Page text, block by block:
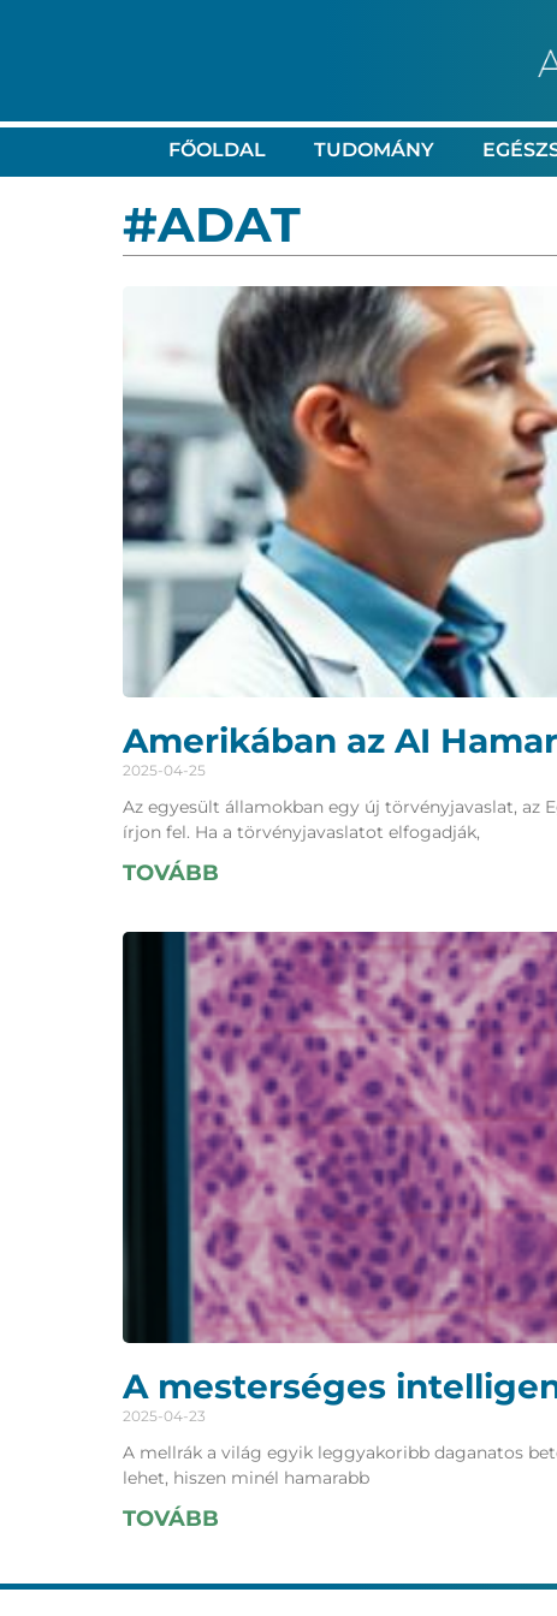
FŐOLDAL TUDOMÁNY
#ADAT
Amerikában az AI
2025-04-25
Az egyesült államokban egy új törvényjavaslat, az
írjon fel. Ha a törvényjavaslatot elfogadják,
TOVÁBB
A mesterséges
2025-04-23
A mellrák a világ egyik leggyakoribb daganatos
lehet, hiszen minél hamarabb
TOVÁBB